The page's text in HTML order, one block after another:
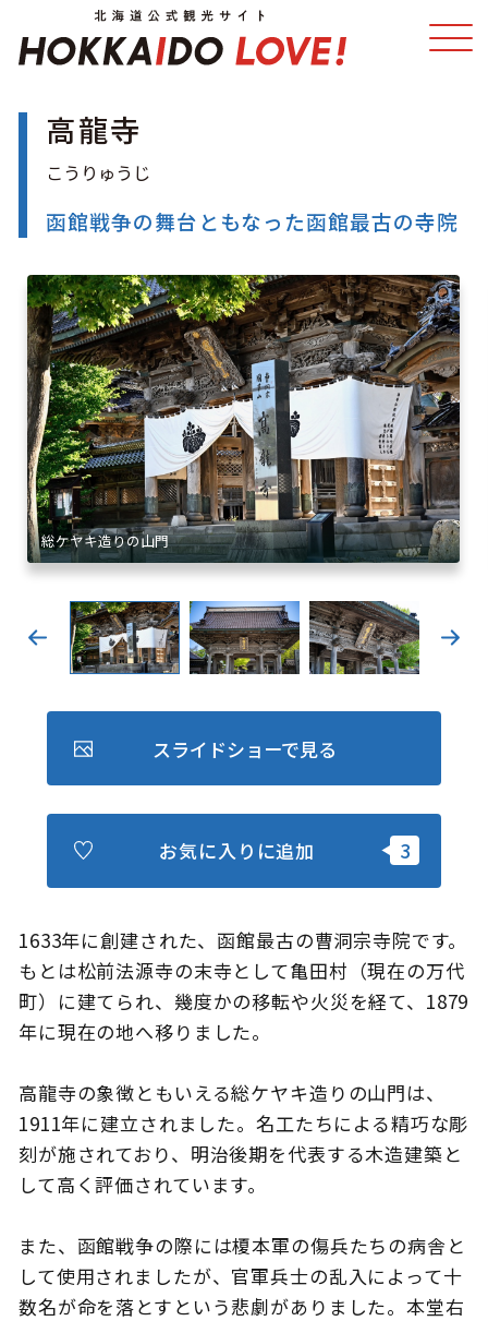
温泉 イベント
モデルコース エリアガイド
グルメ 旅の予約
アクセス
キュンちゃんオンラインショップ
北海道はやわかり
旅のテーマで探す
7つの国立公園
さっぽろ圏e旅ギフト
このサイトについて 観光資料
動画ライブラリー フォトライブラリー
お問い合わせ
Languages
高龍寺
函館戦争の舞台ともなった函館最古の寺院
1633年に創建された、函館最古の曹洞宗寺院です。
もとは松前法源寺の末寺として亀田村（現在の万代
町）に建てられ、幾度かの移転や火災を経て、1879
年に現在の地へ移りました。
高龍寺の象徴ともいえる総ケヤキ造りの山門は、
1911年に建立されました。名工たちによる精巧な彫
刻が施されており、明治後期を代表する木造建築と
して高く評価されています。
また、函館戦争の際には榎本軍の傷兵たちの病舎と
して使用されましたが、官軍兵士の乱入によって十
数名が命を落とすという悲劇がありました。本堂右
スライドショーで見る
お気に入りに追加